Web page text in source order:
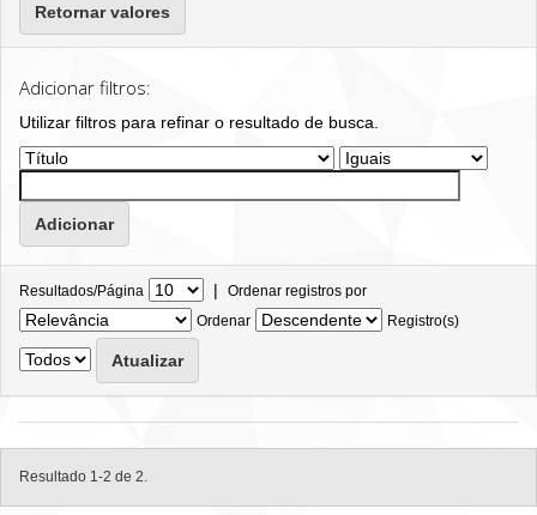
Retornar valores
Adicionar filtros:
Utilizar filtros para refinar o resultado de busca.
Resultados/Página | Ordenar registros por
Ordenar
Registro(s)
Resultado 1-2 de 2.